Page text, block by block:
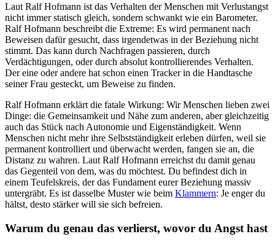
Laut Ralf Hofmann ist das Verhalten der Menschen mit Verlustangst
nicht immer statisch gleich, sondern schwankt wie ein Barometer.
Ralf Hofmann beschreibt die Extreme: Es wird permanent nach
Beweisen dafür gesucht, dass irgendetwas in der Beziehung nicht
stimmt. Das kann durch Nachfragen passieren, durch
Verdächtigungen, oder durch absolut kontrollierendes Verhalten.
Der eine oder andere hat schon einen Tracker in die Handtasche
seiner Frau gesteckt, um Beweise zu finden.
Ralf Hofmann erklärt die fatale Wirkung: Wir Menschen lieben zwei
Dinge: die Gemeinsamkeit und Nähe zum anderen, aber gleichzeitig
auch das Stück nach Autonomie und Eigenständigkeit. Wenn
Menschen nicht mehr ihre Selbstständigkeit erleben dürfen, weil sie
permanent kontrolliert und überwacht werden, fangen sie an, die
Distanz zu wahren. Laut Ralf Hofmann erreichst du damit genau
das Gegenteil von dem, was du möchtest. Du befindest dich in
einem Teufelskreis, der das Fundament eurer Beziehung massiv
untergräbt. Es ist dasselbe Muster wie beim Klammern: Je enger du
hältst, desto stärker will sie sich befreien.
Warum du genau das verlierst, wovor du Angst hast